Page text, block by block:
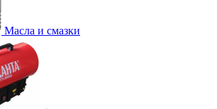
Масла и смазки